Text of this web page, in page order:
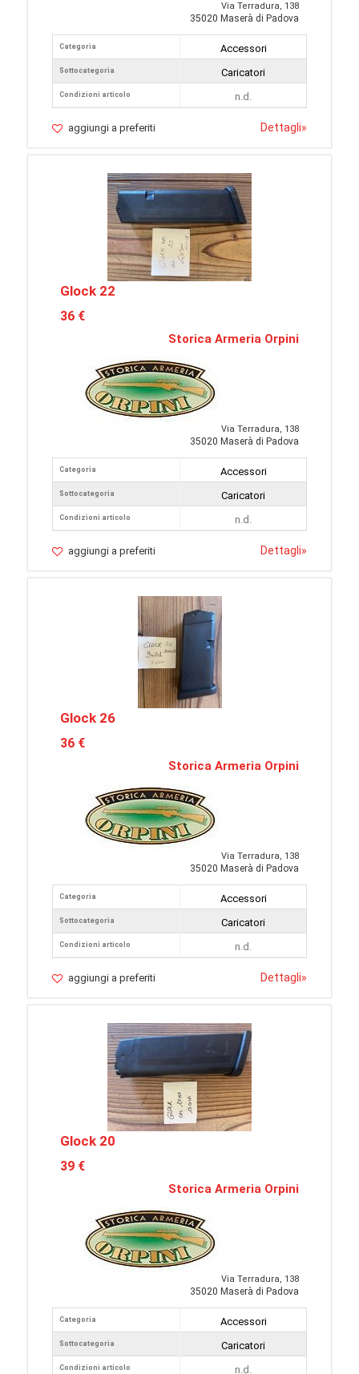
Via Terradura, 138
35020 Maserà di Padova
Categoria
Sottocategoria
Condizioni articolo
Accessori
Caricatori
n.d.
aggiungi a preferiti Dettagli»
Glock 22
36 €
Storica Armeria Orpini
Via Terradura, 138
35020 Maserà di Padova
Categoria
Sottocategoria
Condizioni articolo
Accessori
Caricatori
n.d.
aggiungi a preferiti Dettagli»
Glock 26
36 €
Storica Armeria Orpini
Via Terradura, 138
35020 Maserà di Padova
Categoria
Sottocategoria
Condizioni articolo
Accessori
Caricatori
n.d.
aggiungi a preferiti Dettagli»
Glock 20
39 €
Storica Armeria Orpini
Via Terradura, 138
35020 Maserà di Padova
Categoria
Sottocategoria
Condizioni articolo
Accessori
Caricatori
n.d.